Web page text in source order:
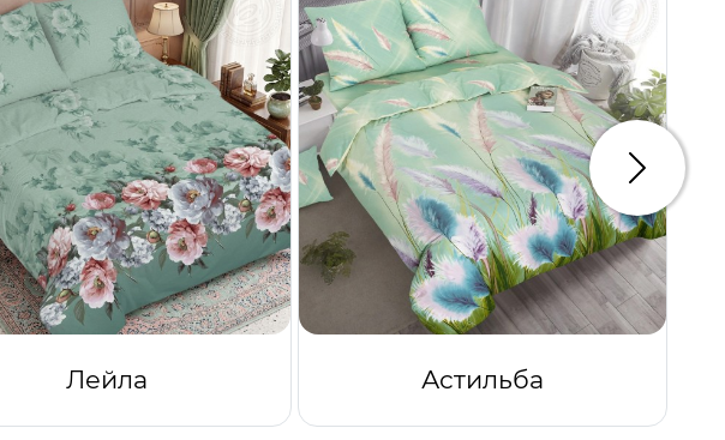
Лейла Астильба